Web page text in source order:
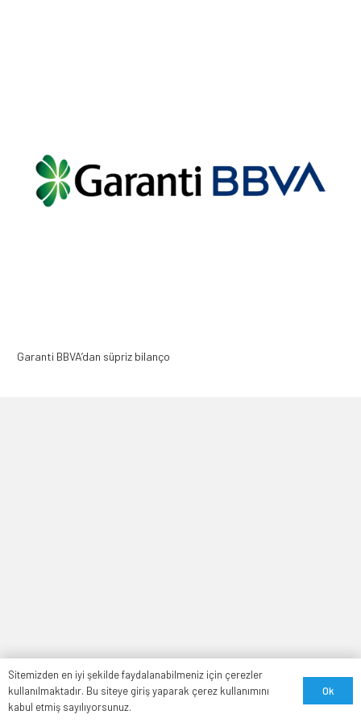
Garanti BBVA’dan süpriz bilanço
Sitemizden en iyi şekilde faydalanabilmeniz için çerezler
kullanılmaktadır. Bu siteye giriş yaparak çerez kullanımını
kabul etmiş sayılıyorsunuz.
Ok